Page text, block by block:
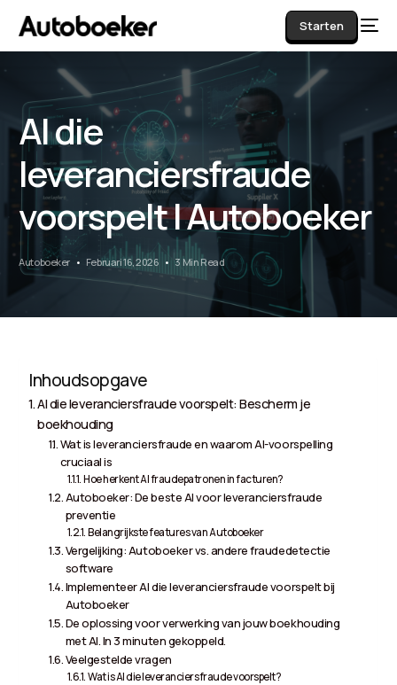
Starten
AI die
leveranciersfraude
voorspelt | Autoboeker
Autoboeker Februari 16, 2026 3 Min Read
Inhoudsopgave
AI die leveranciersfraude voorspelt: Bescherm je
boekhouding
Wat is leveranciersfraude en waarom AI-voorspelling
cruciaal is
Hoe herkent AI fraudepatronen in facturen?
Autoboeker: De beste AI voor leveranciersfraude
preventie
Belangrijkste features van Autoboeker
Vergelijking: Autoboeker vs. andere fraudedetectie
software
Implementeer AI die leveranciersfraude voorspelt bij
Autoboeker
De oplossing voor verwerking van jouw boekhouding
met AI. In 3 minuten gekoppeld.
Veelgestelde vragen
Wat is AI die leveranciersfraude voorspelt?
AI